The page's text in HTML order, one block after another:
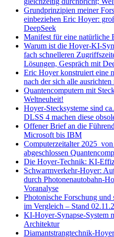
Grundprinzipien meiner
einbeziehen Eric Hoyer:
DeepSeek
Manifest für eine natürliche
Warum ist die Hoyer-KI-
fach schnelleren
Lösungen, Gespräch mit
Eric Hoyer konstruiert eine
nach der sich alle
Quantencomputern mit
Weltneuheit!
Hoyer-Stecksysteme sind
DLSS 4 machen diese
Offener Brief an die
Microsoft bis IBM
Computerzeitalter 2025
abgeschlossen
Die Hoyer-Technik: KI-
Schwarmverkehr-Hoyer:
durch Photonenautobahn-
Voranalyse
Photonische Forschung
im Vergleich – Stand
KI-Hoyer-Synapse-System
Architektur
Diamantstrangtechnik-